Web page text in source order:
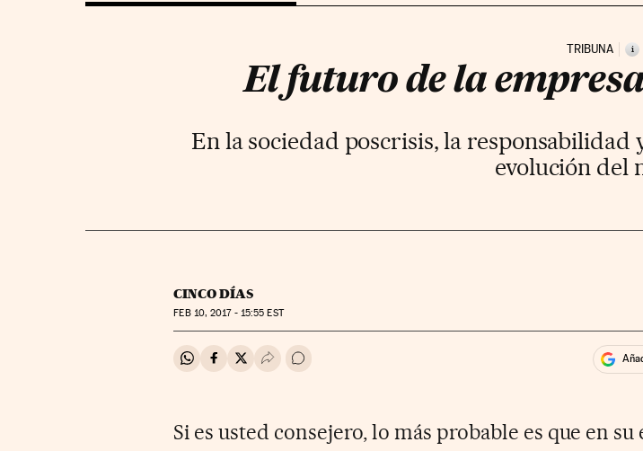
TRIBUNA i
El futuro de la
En la sociedad poscrisis, la
evolución del
CINCO DÍAS
FEB10, 2017 - 15:55 EST
Compartir en Whatsapp
Compartir en Facebook
Compartir en Twitter
Desplegar Redes Sociales
Ir a los comentarios
Si es usted consejero, lo más probable es que en su